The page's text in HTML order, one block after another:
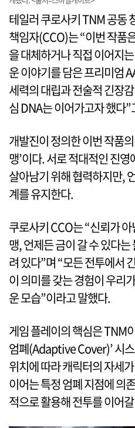
테일러 쿠로사키 TNM 공동
책임자(CCO)는 “이번 작품
을 대체하거나 직접 이어지
운 이야기를 담은 프리미엄
세력의 대립과 전술적 긴장
심 DNA는 이어가고자 했다
개발진이 정의한 이번 작품
맹’이다. 서로 적대적인 진
살아남기 위해 협력하지만,
계를 유지한다.
쿠로사키 CCO는 “신뢰가
맹, 언제든 금이 갈 수 있다
려 있다”며 “모든 전투에서
이 의미를 갖는 경험이 우리
운 모습”이라고 말했다.
게임 플레이의 핵심은 TNM
엄폐(Adaptive Cover)’ 시
위치에 따라 캐릭터의 자세
이어는 특정 엄폐 지점에 의
적으로 활용해 전투를 이어